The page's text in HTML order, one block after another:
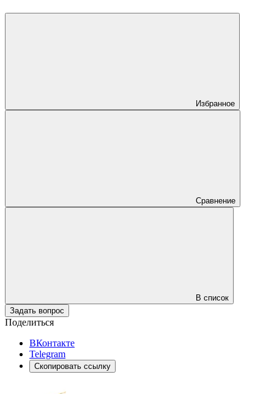
Избранное
Сравнение
В список
Задать вопрос
Поделиться
ВКонтакте
Telegram
Скопировать ссылку